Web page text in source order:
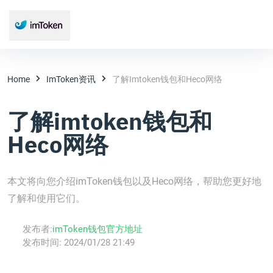
Home ImToken资讯 了解imtoken钱包和Heco网络
了解imtoken钱包和
Heco网络
本文将向您介绍imToken钱包以及Heco网络，帮助您更好地
了解和使用它们。
发布者:imToken钱包官方地址
发布时间: 2024/01/28 21:49